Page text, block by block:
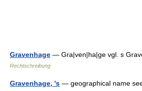
Gravenhage — Gra|ven|ha|ge vgl. s
Rechtschreibung
Gravenhage, 's — geographical name